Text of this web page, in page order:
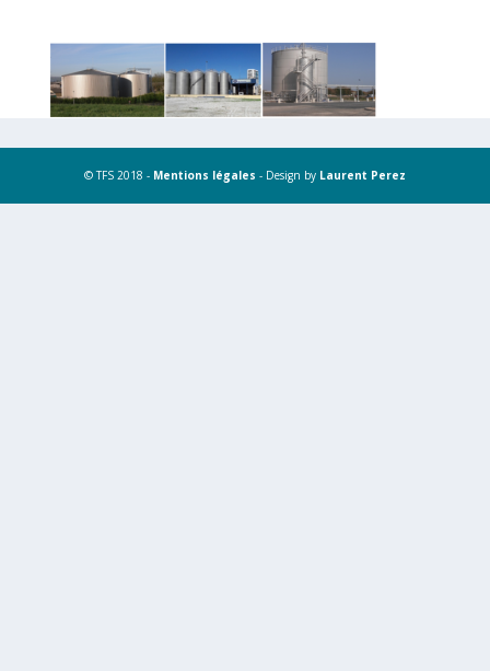
© TFS 2018 - Mentions légales - Design by Laurent Perez